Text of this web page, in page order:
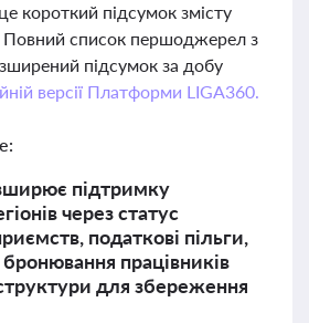
короткий підсумок змісту
Повний список першоджерел з
підсумок за добу
версії Платформи LIGA360.
підтримку
через статус
податкові пільги,
працівників
для збереження